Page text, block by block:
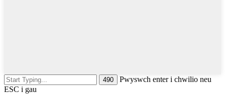
Pwyswch enter i chwilio neu
ESC i gau